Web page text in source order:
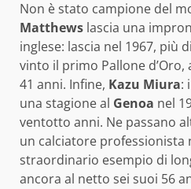
Non è stato campione del
Matthews lascia una
inglese: lascia nel 1967, più
vinto il primo Pallone d’Oro,
41 anni. Infine, Kazu Miura:
una stagione al Genoa nel
ventotto anni. Ne passano
un calciatore professionista
straordinario esempio di
ancora al netto sei suoi 56